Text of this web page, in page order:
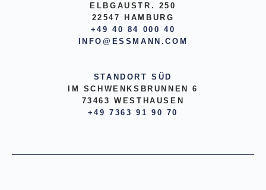
ELBGAUSTR. 250
22547 HAMBURG
+49 40 84 000 40
INFO@ESSMANN.COM
STANDORT SÜD
IM SCHWENKSBRUNNEN 6
73463 WESTHAUSEN
+49 7363 91 90 70